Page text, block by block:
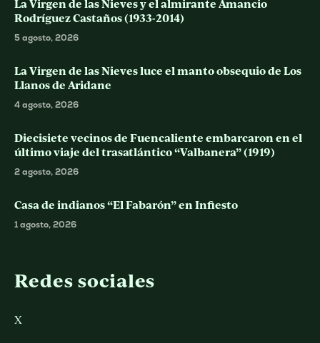
La Virgen de las Nieves y el almirante Amancio
Rodríguez Castaños (1933-2014)
5 agosto, 2026
La Virgen de las Nieves luce el manto obsequio de Los
Llanos de Aridane
4 agosto, 2026
Diecisiete vecinos de Fuencaliente embarcaron en el
último viaje del trasatlántico “Valbanera” (1919)
2 agosto, 2026
Casa de indianos “El Fabarón” en Infiesto
1 agosto, 2026
Redes sociales
X